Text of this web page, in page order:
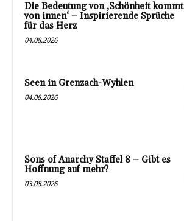
Die Bedeutung von ‚Schönheit kommt
von innen‘ – Inspirierende Sprüche
für das Herz
04.08.2026
Seen in Grenzach-Wyhlen
04.08.2026
Sons of Anarchy Staffel 8 – Gibt es
Hoffnung auf mehr?
03.08.2026